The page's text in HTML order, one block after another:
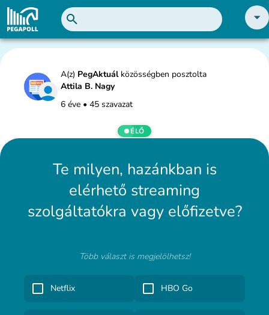
A(z) PegAktuálközösségben posztolta
Attila B. Nagy
6 éve • 45 szavazat
ÉLŐ
Te milyen, hazánkban is
elérhető streaming
szolgáltatókra vagy előfizetve?
Több választ is megjelölhetsz!
Netflix HBO Go